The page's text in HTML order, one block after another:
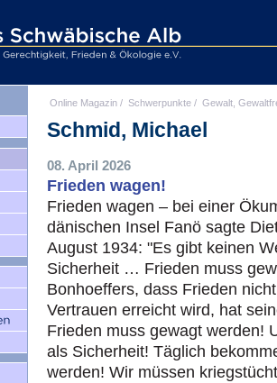
Online Magazin / Schwerpunkte / Gewalt,
Schmid, Michael
08. April 2026
Frieden wagen!
Frieden wagen – bei einer
dänischen Insel Fanö sagte
August 1934: "Es gibt keinen
Sicherheit … Frieden muss
Bonhoeffers, dass Frieden
Vertrauen erreicht wird, hat
Frieden muss gewagt werden!
als Sicherheit! Täglich
werden! Wir müssen